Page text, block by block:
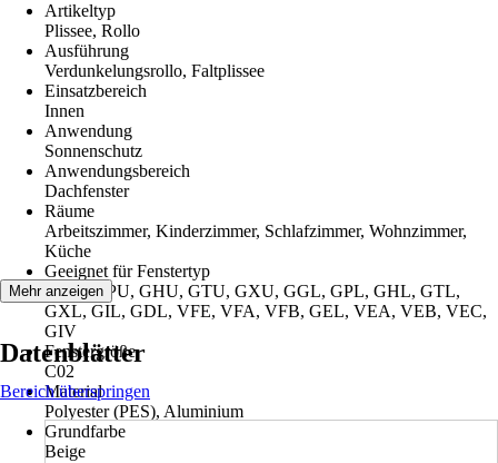
Artikeltyp
Plissee, Rollo
Ausführung
Verdunkelungsrollo, Faltplissee
Einsatzbereich
Innen
Anwendung
Sonnenschutz
Anwendungsbereich
Dachfenster
Räume
Arbeitszimmer, Kinderzimmer, Schlafzimmer, Wohnzimmer,
Küche
Geeignet für Fenstertyp
GGU, GPU, GHU, GTU, GXU, GGL, GPL, GHL, GTL,
GXL, GIL, GDL, VFE, VFA, VFB, GEL, VEA, VEB, VEC,
GIV
Fenstergröße
C02
Material
Polyester (PES), Aluminium
Grundfarbe
Beige
Mehr anzeigen
Datenblätter
Bereich überspringen